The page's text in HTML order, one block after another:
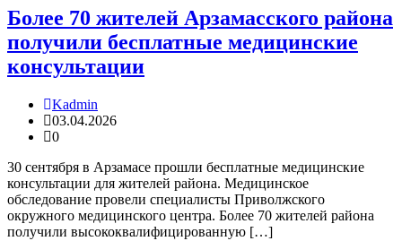
Более 70 жителей Арзамасского района
получили бесплатные медицинские
консультации
Kadmin
03.04.2026
0
30 сентября в Арзамасе прошли бесплатные медицинские
консультации для жителей района. Медицинское
обследование провели специалисты Приволжского
окружного медицинского центра. Более 70 жителей района
получили высококвалифицированную […]